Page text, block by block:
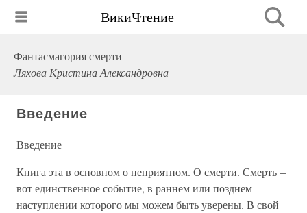
ВикиЧтение
Фантасмагория смерти
Ляхова Кристина Александровна
Введение
Введение
Книга эта в основном о неприятном. О смерти. Смерть –
вот единственное событие, в раннем или позднем
наступлении которого мы можем быть уверены. В свой